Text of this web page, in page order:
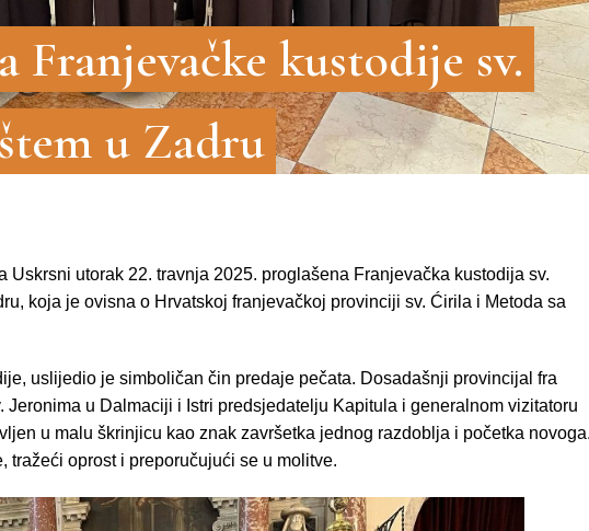
Franjevačke kustodije sv.
u Zadru
Uskrsni utorak 22. travnja 2025. proglašena Franjevačka kustodija sv.
koja je ovisna o Hrvatskoj franjevačkoj provinciji sv. Ćirila i Metoda sa
uslijedio je simboličan čin predaje pečata. Dosadašnji provincijal fra
u Dalmaciji i Istri predsjedatelju Kapitula i generalnom vizitatoru
u malu škrinjicu kao znak završetka jednog razdoblja i početka
tražeći oprost i preporučujući se u molitve.